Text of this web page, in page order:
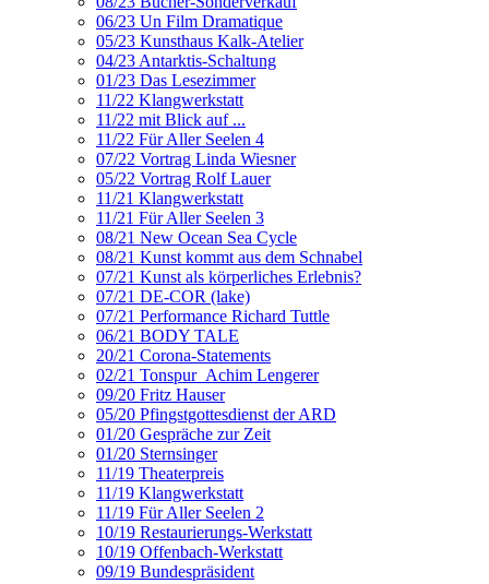
06/23 Un Film Dramatique
05/23 Kunsthaus Kalk-Atelier
04/23 Antarktis-Schaltung
01/23 Das Lesezimmer
11/22 Klangwerkstatt
11/22 mit Blick auf ...
11/22 Für Aller Seelen 4
07/22 Vortrag Linda Wiesner
05/22 Vortrag Rolf Lauer
11/21 Klangwerkstatt
11/21 Für Aller Seelen 3
08/21 New Ocean Sea Cycle
08/21 Kunst kommt aus dem Schnabel
07/21 Kunst als körperliches Erlebnis?
07/21 DE-COR (lake)
07/21 Performance Richard Tuttle
06/21 BODY TALE
20/21 Corona-Statements
02/21 Tonspur_Achim Lengerer
09/20 Fritz Hauser
05/20 Pfingstgottesdienst der ARD
01/20 Gespräche zur Zeit
01/20 Sternsinger
11/19 Theaterpreis
11/19 Klangwerkstatt
11/19 Für Aller Seelen 2
10/19 Restaurierungs-Werkstatt
10/19 Offenbach-Werkstatt
09/19 Bundespräsident